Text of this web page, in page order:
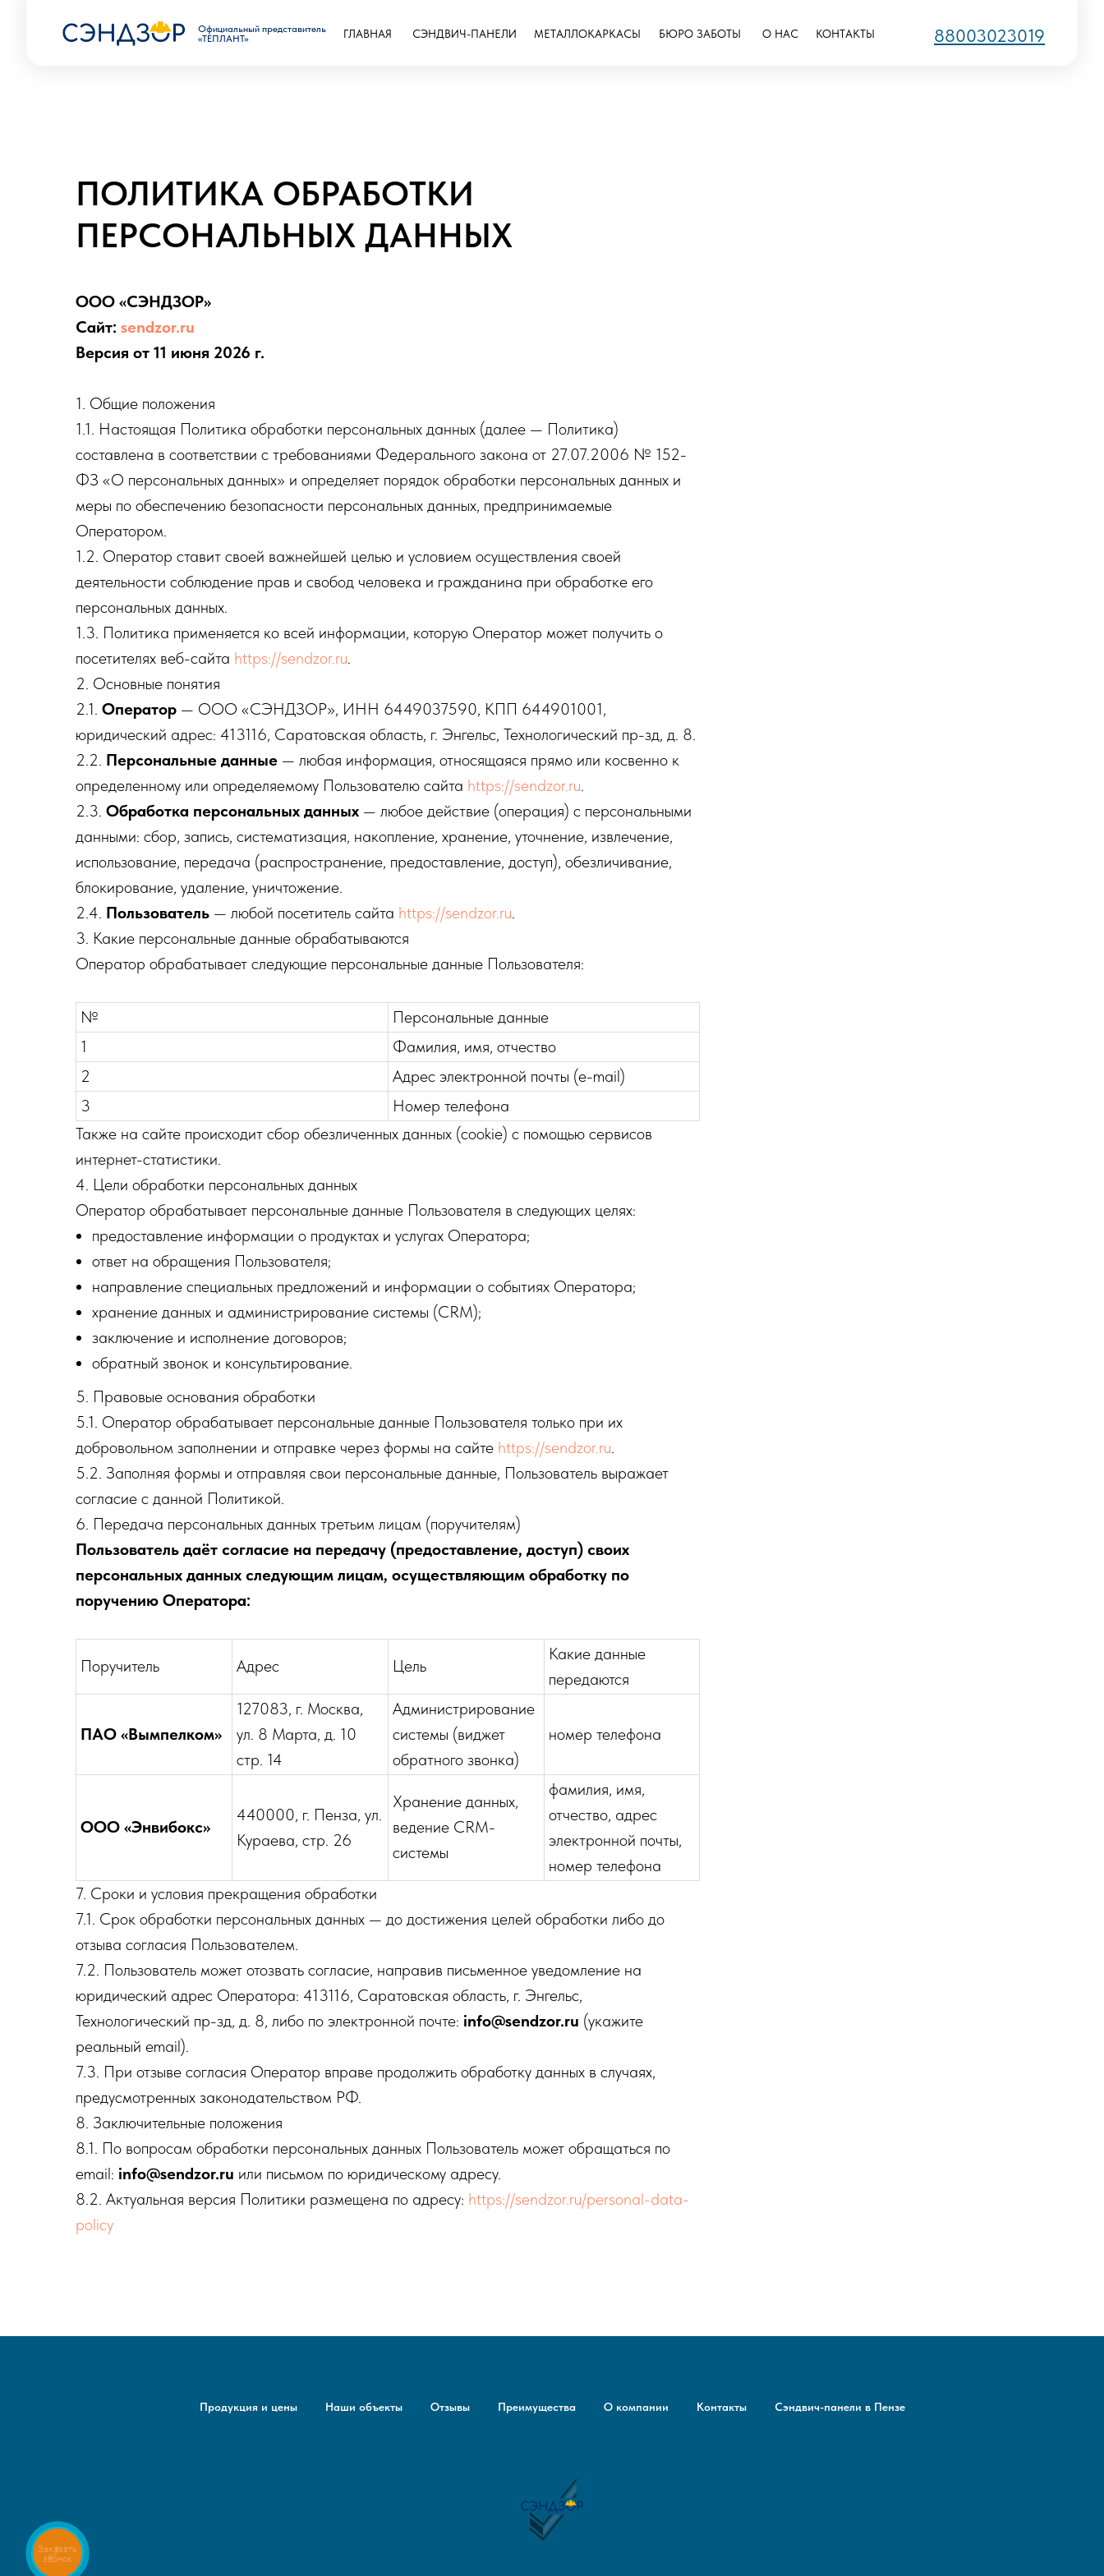
ГЛАВНАЯ СЭНДВИЧ-ПАНЕЛИ БЮРО ЗАБОТЫ О НАС
МЕТАЛЛОКАРКАСЫ КОНТАКТЫ
Официальный представитель
«ТЕПЛАНТ»
88003023019
ПОЛИТИКА ОБРАБОТКИ
ПЕРСОНАЛЬНЫХ ДАННЫХ
ООО «СЭНДЗОР»
Сайт: sendzor.ru
Версия от 11 июня 2026 г.
1. Общие положения
1.1. Настоящая Политика обработки персональных данных (далее — Политика)
составлена в соответствии с требованиями Федерального закона от 27.07.2006 № 152-
ФЗ «О персональных данных» и определяет порядок обработки персональных данных и
меры по обеспечению безопасности персональных данных, предпринимаемые
Оператором.
1.2. Оператор ставит своей важнейшей целью и условием осуществления своей
деятельности соблюдение прав и свобод человека и гражданина при обработке его
персональных данных.
1.3. Политика применяется ко всей информации, которую Оператор может получить о
посетителях веб-сайта https://sendzor.ru.
2. Основные понятия
2.1. Оператор — ООО «СЭНДЗОР», ИНН 6449037590, КПП 644901001,
юридический адрес: 413116, Саратовская область, г. Энгельс, Технологический пр-зд, д. 8.
2.2. Персональные данные — любая информация, относящаяся прямо или косвенно к
определенному или определяемому Пользователю сайта https://sendzor.ru.
2.3. Обработка персональных данных — любое действие (операция) с персональными
данными: сбор, запись, систематизация, накопление, хранение, уточнение, извлечение,
использование, передача (распространение, предоставление, доступ), обезличивание,
блокирование, удаление, уничтожение.
2.4. Пользователь — любой посетитель сайта https://sendzor.ru.
3. Какие персональные данные обрабатываются
Оператор обрабатывает следующие персональные данные Пользователя:
№
Персональные данные
1
Фамилия, имя, отчество
2
Адрес электронной почты (e-mail)
3
Номер телефона
Также на сайте происходит сбор обезличенных данных (cookie) с помощью сервисов
интернет-статистики.
4. Цели обработки персональных данных
Оператор обрабатывает персональные данные Пользователя в следующих целях:
предоставление информации о продуктах и услугах Оператора;
ответ на обращения Пользователя;
направление специальных предложений и информации о событиях Оператора;
хранение данных и администрирование системы (CRM);
заключение и исполнение договоров;
обратный звонок и консультирование.
5. Правовые основания обработки
5.1. Оператор обрабатывает персональные данные Пользователя только при их
добровольном заполнении и отправке через формы на сайте https://sendzor.ru.
5.2. Заполняя формы и отправляя свои персональные данные, Пользователь выражает
согласие с данной Политикой.
6. Передача персональных данных третьим лицам (поручителям)
Пользователь даёт согласие на передачу (предоставление, доступ) своих
персональных данных следующим лицам, осуществляющим обработку по
поручению Оператора:
Поручитель Адрес Цель
Какие данные
передаются
ПАО «Вымпелком»
127083, г. Москва,
ул. 8 Марта, д. 10
стр. 14
Администрирование
системы (виджет
обратного звонка)
номер телефона
ООО «Энвибокс»
440000, г. Пенза, ул.
Кураева, стр. 26
Хранение данных,
ведение CRM-
системы
фамилия, имя,
отчество, адрес
электронной почты,
номер телефона
7. Сроки и условия прекращения обработки
7.1. Срок обработки персональных данных — до достижения целей обработки либо до
отзыва согласия Пользователем.
7.2. Пользователь может отозвать согласие, направив письменное уведомление на
юридический адрес Оператора: 413116, Саратовская область, г. Энгельс,
Технологический пр-зд, д. 8, либо по электронной почте: info@sendzor.ru (укажите
реальный email).
7.3. При отзыве согласия Оператор вправе продолжить обработку данных в случаях,
предусмотренных законодательством РФ.
8. Заключительные положения
8.1. По вопросам обработки персональных данных Пользователь может обращаться по
email: info@sendzor.ru или письмом по юридическому адресу.
8.2. Актуальная версия Политики размещена по адресу: https://sendzor.ru/personal-data-
policy
Продукция и цены Наши объекты Отзывы Преимущества О компании Контакты Сэндвич-панели в Пензе
Заказать
звонок